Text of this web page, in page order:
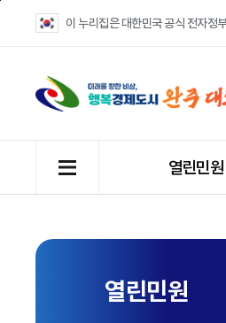
이 누리집은 대한민국 공식 전자정
열린민원
열린민원